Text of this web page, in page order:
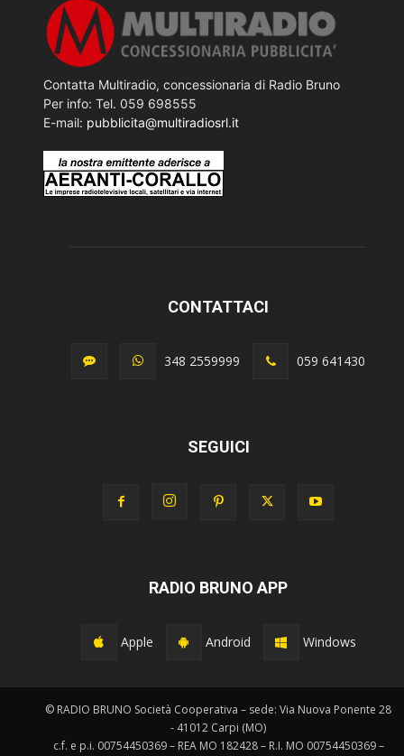
Contatta Multiradio, concessionaria di Radio Bruno
Per info: Tel. 059 698555
E-mail: pubblicita@multiradiosrl.it
CONTATTACI
348 2559999 059 641430
SEGUICI
RADIO BRUNO APP
Apple Android Windows
© RADIO BRUNO Società Cooperativa – sede: Via Nuova Ponente 28
- 41012 Carpi (MO)
c.f. e p.i. 00754450369 – REA MO 182428 – R.I. MO 00754450369 –